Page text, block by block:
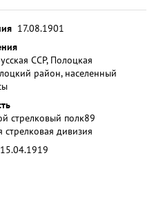
17.08.1901
ССР, Полоцкая
район, населенный
стрелковый полк89
стрелковая дивизия
15.04.1919